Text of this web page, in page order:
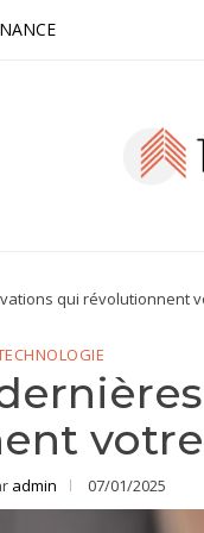
qui révolutionnent
admin 07/01/2025